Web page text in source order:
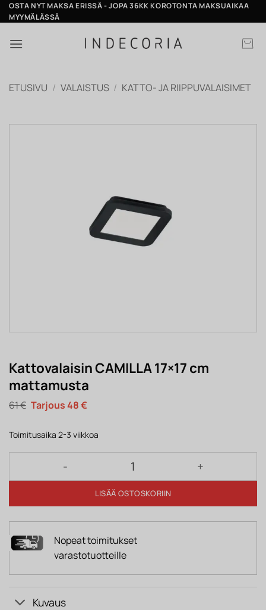
Skip
to
OSTA NYT MAKSA ERISSÄ - JOPA 36KK KOROTONTA MAKSUAIKAA
MYYMÄLÄSSÄ
ETUSIVU / VALAISTUS / KATTO- JA RIIPPUVALAISIMET
Kattovalaisin CAMILLA 17×17 cm
mattamusta
61€ Alkuperäinen
hinta
61 €.
48€Nykyinen
48 €.
Toimitusaika 2-3 viikkoa
Kattovalaisin CAMILLA 17×17 cm mattamusta määrä
LISÄÄ OSTOSKORIIN
Nopeat toimitukset
varastotuotteille
Kuvaus